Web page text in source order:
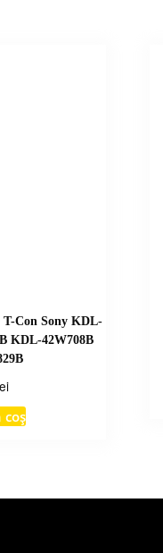
T-Con Sony KDL-
KDL-42W708B
coș